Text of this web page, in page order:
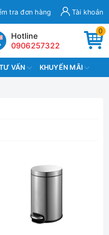
tra đơn hàng Tài khoản
0
Hotline
0906257322
VẤN KHUYẾN MÃI